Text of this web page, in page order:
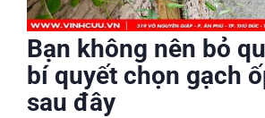
Bạn không nên bỏ
bí quyết chọn gạch
sau đây